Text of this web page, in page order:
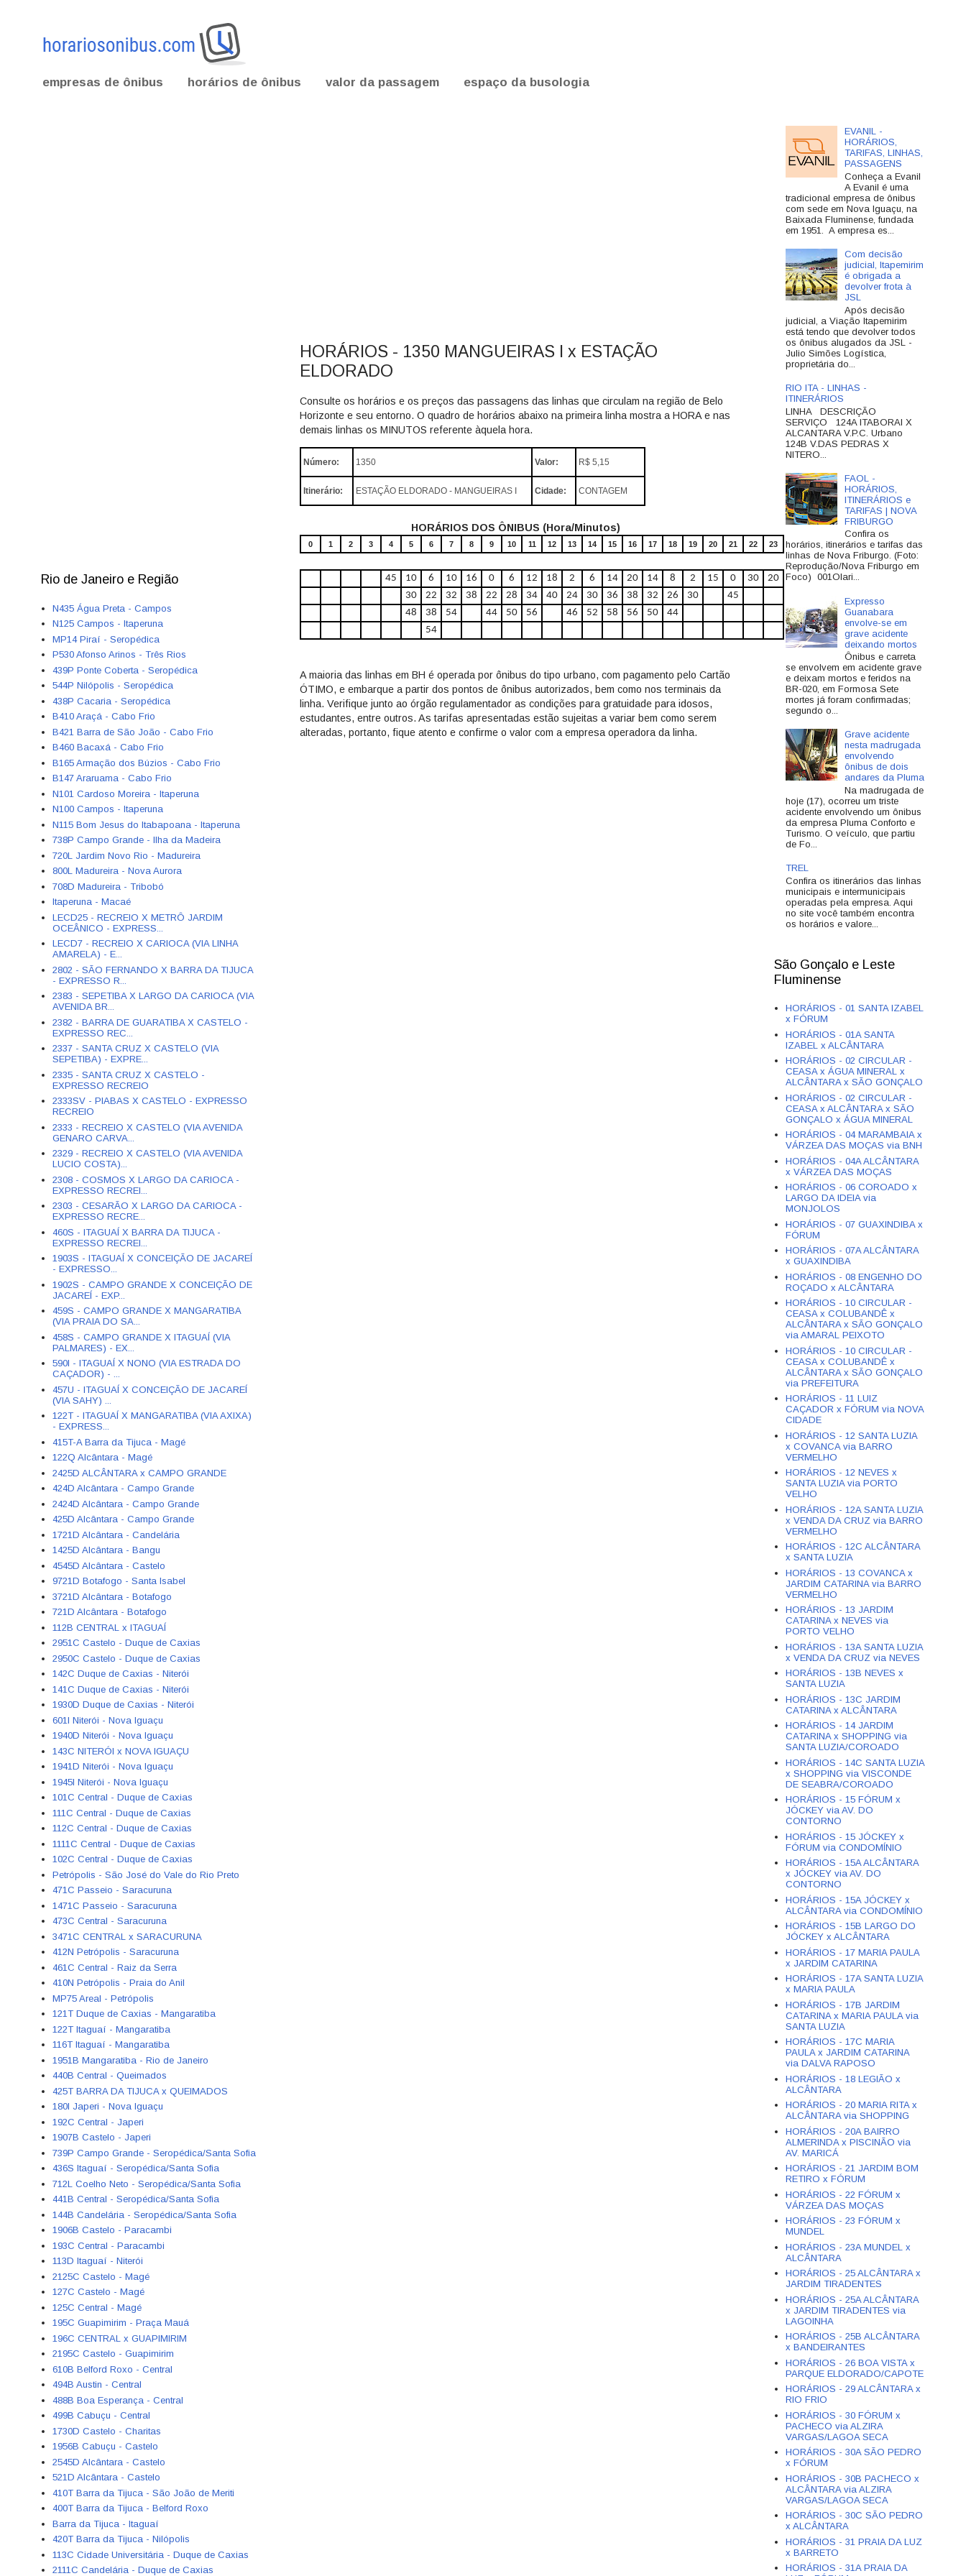
empresas de ônibus horários de ônibus valor da passagem espaço da busologia
HORÁRIOS - 1350 MANGUEIRAS I x ESTAÇÃO
ELDORADO
Consulte os horários e os preços das passagens das linhas que circulam na região de Belo
Horizonte e seu entorno. O quadro de horários abaixo na primeira linha mostra a HORA e nas
demais linhas os MINUTOS referente àquela hora.
Número: 1350 Valor: R$ 5,15
Itinerário: ESTAÇÃO ELDORADO - MANGUEIRAS I Cidade: CONTAGEM
HORÁRIOS DOS ÔNIBUS (Hora/Minutos)
0 1 2 3 4 5 6 7 8 9 10 11 12 13 14 15 16 17 18 19 20 21 22 23
45 10 6 10 16 0 6 12 18 2 6 14 20 14 8 2 15 0 30
20
30
22 32 38 22 28 34 40 24 30 36 38 32 26 30
45
48
38 54 44 50 56 46 52 58 56 50
44
54
A maioria das linhas em BH é operada por ônibus do tipo urbano, com pagamento pelo Cartão
ÓTIMO, e embarque a partir dos pontos de ônibus autorizados, bem como nos terminais da
linha. Verifique junto ao órgão regulamentador as condições para gratuidade para idosos,
estudantes, entre outros. As tarifas apresentadas estão sujeitas a variar bem como serem
alteradas, portanto, fique atento e confirme o valor com a empresa operadora da linha.
Rio de Janeiro e Região
N435 Água Preta - Campos
N125 Campos - Itaperuna
MP14 Piraí - Seropédica
P530 Afonso Arinos - Três Rios
439P Ponte Coberta - Seropédica
544P Nilópolis - Seropédica
438P Cacaria - Seropédica
B410 Araçá - Cabo Frio
B421 Barra de São João - Cabo Frio
B460 Bacaxá - Cabo Frio
B165 Armação dos Búzios - Cabo Frio
B147 Araruama - Cabo Frio
N101 Cardoso Moreira - Itaperuna
N100 Campos - Itaperuna
N115 Bom Jesus do Itabapoana - Itaperuna
738P Campo Grande - Ilha da Madeira
720L Jardim Novo Rio - Madureira
800L Madureira - Nova Aurora
708D Madureira - Tribobó
Itaperuna - Macaé
LECD25 - RECREIO X METRÔ JARDIM
OCEÂNICO - EXPRESS...
LECD7 - RECREIO X CARIOCA (VIA LINHA
AMARELA) - E...
2802 - SÃO FERNANDO X BARRA DA TIJUCA
- EXPRESSO R...
2383 - SEPETIBA X LARGO DA CARIOCA (VIA
AVENIDA BR...
2382 - BARRA DE GUARATIBA X CASTELO -
EXPRESSO REC...
2337 - SANTA CRUZ X CASTELO (VIA
SEPETIBA) - EXPRE...
2335 - SANTA CRUZ X CASTELO -
EXPRESSO RECREIO
2333SV - PIABAS X CASTELO - EXPRESSO
RECREIO
2333 - RECREIO X CASTELO (VIA AVENIDA
GENARO CARVA...
2329 - RECREIO X CASTELO (VIA AVENIDA
LUCIO COSTA)...
2308 - COSMOS X LARGO DA CARIOCA -
EXPRESSO RECREI...
2303 - CESARÃO X LARGO DA CARIOCA -
EXPRESSO RECRE...
460S - ITAGUAÍ X BARRA DA TIJUCA -
EXPRESSO RECREI...
1903S - ITAGUAÍ X CONCEIÇÃO DE JACAREÍ
- EXPRESSO...
1902S - CAMPO GRANDE X CONCEIÇÃO DE
JACAREÍ - EXP...
459S - CAMPO GRANDE X MANGARATIBA
(VIA PRAIA DO SA...
458S - CAMPO GRANDE X ITAGUAÍ (VIA
PALMARES) - EX...
590I - ITAGUAÍ X NONO (VIA ESTRADA DO
CAÇADOR) - ...
457U - ITAGUAÍ X CONCEIÇÃO DE JACAREÍ
(VIA SAHY) ...
122T - ITAGUAÍ X MANGARATIBA (VIA AXIXA)
- EXPRESS...
415T-A Barra da Tijuca - Magé
122Q Alcântara - Magé
2425D ALCÂNTARA x CAMPO GRANDE
424D Alcântara - Campo Grande
2424D Alcântara - Campo Grande
425D Alcântara - Campo Grande
1721D Alcântara - Candelária
1425D Alcântara - Bangu
4545D Alcântara - Castelo
9721D Botafogo - Santa Isabel
3721D Alcântara - Botafogo
721D Alcântara - Botafogo
112B CENTRAL x ITAGUAÍ
2951C Castelo - Duque de Caxias
2950C Castelo - Duque de Caxias
142C Duque de Caxias - Niterói
141C Duque de Caxias - Niterói
1930D Duque de Caxias - Niterói
601I Niterói - Nova Iguaçu
1940D Niterói - Nova Iguaçu
143C NITERÓI x NOVA IGUAÇU
1941D Niterói - Nova Iguaçu
1945I Niterói - Nova Iguaçu
101C Central - Duque de Caxias
111C Central - Duque de Caxias
112C Central - Duque de Caxias
1111C Central - Duque de Caxias
102C Central - Duque de Caxias
Petrópolis - São José do Vale do Rio Preto
471C Passeio - Saracuruna
1471C Passeio - Saracuruna
473C Central - Saracuruna
3471C CENTRAL x SARACURUNA
412N Petrópolis - Saracuruna
461C Central - Raiz da Serra
410N Petrópolis - Praia do Anil
MP75 Areal - Petrópolis
121T Duque de Caxias - Mangaratiba
122T Itaguaí - Mangaratiba
116T Itaguaí - Mangaratiba
1951B Mangaratiba - Rio de Janeiro
440B Central - Queimados
425T BARRA DA TIJUCA x QUEIMADOS
180I Japeri - Nova Iguaçu
192C Central - Japeri
1907B Castelo - Japeri
739P Campo Grande - Seropédica/Santa Sofia
436S Itaguaí - Seropédica/Santa Sofia
712L Coelho Neto - Seropédica/Santa Sofia
441B Central - Seropédica/Santa Sofia
144B Candelária - Seropédica/Santa Sofia
1906B Castelo - Paracambi
193C Central - Paracambi
113D Itaguaí - Niterói
2125C Castelo - Magé
127C Castelo - Magé
125C Central - Magé
195C Guapimirim - Praça Mauá
196C CENTRAL x GUAPIMIRIM
2195C Castelo - Guapimirim
610B Belford Roxo - Central
494B Austin - Central
488B Boa Esperança - Central
499B Cabuçu - Central
1730D Castelo - Charitas
1956B Cabuçu - Castelo
2545D Alcântara - Castelo
521D Alcântara - Castelo
410T Barra da Tijuca - São João de Meriti
400T Barra da Tijuca - Belford Roxo
Barra da Tijuca - Itaguaí
420T Barra da Tijuca - Nilópolis
113C Cidade Universitária - Duque de Caxias
2111C Candelária - Duque de Caxias
EVANIL -
HORÁRIOS,
TARIFAS, LINHAS,
PASSAGENS
Conheça a Evanil
A Evanil é uma
tradicional empresa de ônibus
com sede em Nova Iguaçu, na
Baixada Fluminense, fundada
em 1951. A empresa es...
Com decisão
judicial, Itapemirim
é obrigada a
devolver frota à
JSL
Após decisão
judicial, a Viação Itapemirim
está tendo que devolver todos
os ônibus alugados da JSL -
Julio Simões Logística,
proprietária do...
RIO ITA - LINHAS -
ITINERÁRIOS
LINHA DESCRIÇÃO
SERVIÇO 124A ITABORAI X
ALCANTARA V.P.C. Urbano
124B V.DAS PEDRAS X
NITERO...
FAOL -
HORÁRIOS,
ITINERÁRIOS e
TARIFAS | NOVA
FRIBURGO
Confira os
horários, itinerários e tarifas das
linhas de Nova Friburgo. (Foto:
Reprodução/Nova Friburgo em
Foco) 001Olari...
Expresso
Guanabara
envolve-se em
grave acidente
deixando mortos
Ônibus e carreta
se envolvem em acidente grave
e deixam mortos e feridos na
BR-020, em Formosa Sete
mortes já foram confirmadas;
segundo o...
Grave acidente
nesta madrugada
envolvendo
ônibus de dois
andares da Pluma
Na madrugada de
hoje (17), ocorreu um triste
acidente envolvendo um ônibus
da empresa Pluma Conforto e
Turismo. O veículo, que partiu
de Fo...
TREL
Confira os itinerários das linhas
municipais e intermunicipais
operadas pela empresa. Aqui
no site você também encontra
os horários e valore...
São Gonçalo e Leste
Fluminense
HORÁRIOS - 01 SANTA IZABEL
x FÓRUM
HORÁRIOS - 01A SANTA
IZABEL x ALCÂNTARA
HORÁRIOS - 02 CIRCULAR -
CEASA x ÁGUA MINERAL x
ALCÂNTARA x SÃO GONÇALO
HORÁRIOS - 02 CIRCULAR -
CEASA x ALCÂNTARA x SÃO
GONÇALO x ÁGUA MINERAL
HORÁRIOS - 04 MARAMBAIA x
VÁRZEA DAS MOÇAS via BNH
HORÁRIOS - 04A ALCÂNTARA
x VÁRZEA DAS MOÇAS
HORÁRIOS - 06 COROADO x
LARGO DA IDEIA via
MONJOLOS
HORÁRIOS - 07 GUAXINDIBA x
FÓRUM
HORÁRIOS - 07A ALCÂNTARA
x GUAXINDIBA
HORÁRIOS - 08 ENGENHO DO
ROÇADO x ALCÂNTARA
HORÁRIOS - 10 CIRCULAR -
CEASA x COLUBANDÊ x
ALCÂNTARA x SÃO GONÇALO
via AMARAL PEIXOTO
HORÁRIOS - 10 CIRCULAR -
CEASA x COLUBANDÊ x
ALCÂNTARA x SÃO GONÇALO
via PREFEITURA
HORÁRIOS - 11 LUIZ
CAÇADOR x FÓRUM via NOVA
CIDADE
HORÁRIOS - 12 SANTA LUZIA
x COVANCA via BARRO
VERMELHO
HORÁRIOS - 12 NEVES x
SANTA LUZIA via PORTO
VELHO
HORÁRIOS - 12A SANTA LUZIA
x VENDA DA CRUZ via BARRO
VERMELHO
HORÁRIOS - 12C ALCÂNTARA
x SANTA LUZIA
HORÁRIOS - 13 COVANCA x
JARDIM CATARINA via BARRO
VERMELHO
HORÁRIOS - 13 JARDIM
CATARINA x NEVES via
PORTO VELHO
HORÁRIOS - 13A SANTA LUZIA
x VENDA DA CRUZ via NEVES
HORÁRIOS - 13B NEVES x
SANTA LUZIA
HORÁRIOS - 13C JARDIM
CATARINA x ALCÂNTARA
HORÁRIOS - 14 JARDIM
CATARINA x SHOPPING via
SANTA LUZIA/COROADO
HORÁRIOS - 14C SANTA LUZIA
x SHOPPING via VISCONDE
DE SEABRA/COROADO
HORÁRIOS - 15 FÓRUM x
JÓCKEY via AV. DO
CONTORNO
HORÁRIOS - 15 JÓCKEY x
FÓRUM via CONDOMÍNIO
HORÁRIOS - 15A ALCÂNTARA
x JÓCKEY via AV. DO
CONTORNO
HORÁRIOS - 15A JÓCKEY x
ALCÂNTARA via CONDOMÍNIO
HORÁRIOS - 15B LARGO DO
JÓCKEY x ALCÂNTARA
HORÁRIOS - 17 MARIA PAULA
x JARDIM CATARINA
HORÁRIOS - 17A SANTA LUZIA
x MARIA PAULA
HORÁRIOS - 17B JARDIM
CATARINA x MARIA PAULA via
SANTA LUZIA
HORÁRIOS - 17C MARIA
PAULA x JARDIM CATARINA
via DALVA RAPOSO
HORÁRIOS - 18 LEGIÃO x
ALCÂNTARA
HORÁRIOS - 20 MARIA RITA x
ALCÂNTARA via SHOPPING
HORÁRIOS - 20A BAIRRO
ALMERINDA x PISCINÃO via
AV. MARICÁ
HORÁRIOS - 21 JARDIM BOM
RETIRO x FÓRUM
HORÁRIOS - 22 FÓRUM x
VÁRZEA DAS MOÇAS
HORÁRIOS - 23 FÓRUM x
MUNDEL
HORÁRIOS - 23A MUNDEL x
ALCÂNTARA
HORÁRIOS - 25 ALCÂNTARA x
JARDIM TIRADENTES
HORÁRIOS - 25A ALCÂNTARA
x JARDIM TIRADENTES via
LAGOINHA
HORÁRIOS - 25B ALCÂNTARA
x BANDEIRANTES
HORÁRIOS - 26 BOA VISTA x
PARQUE ELDORADO/CAPOTE
HORÁRIOS - 29 ALCÂNTARA x
RIO FRIO
HORÁRIOS - 30 FÓRUM x
PACHECO via ALZIRA
VARGAS/LAGOA SECA
HORÁRIOS - 30A SÃO PEDRO
x FÓRUM
HORÁRIOS - 30B PACHECO x
ALCÂNTARA via ALZIRA
VARGAS/LAGOA SECA
HORÁRIOS - 30C SÃO PEDRO
x ALCÂNTARA
HORÁRIOS - 31 PRAIA DA LUZ
x BARRETO
HORÁRIOS - 31A PRAIA DA